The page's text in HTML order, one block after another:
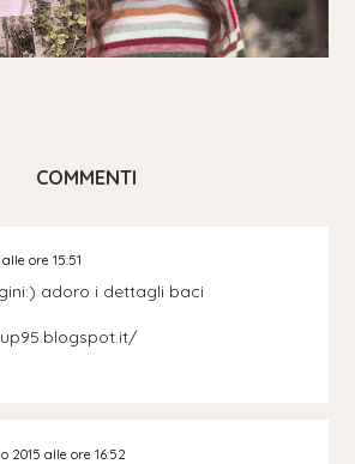
COMMENTI
ore 15:51
adoro i dettagli baci
2015 alle ore 16:52